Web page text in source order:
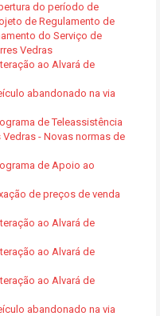
do período de
de Regulamento de
do Serviço de
Vedras
ao Alvará de
abandonado na via
de Teleassistência
- Novas normas de
de Apoio ao
de preços de venda
ao Alvará de
ao Alvará de
ao Alvará de
abandonado na via